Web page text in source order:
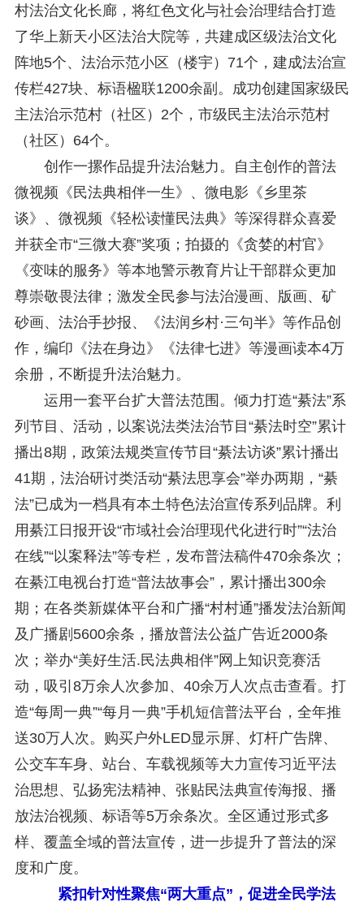
村法治文化长廊，将红色文化与社会治理结合打造
了华上新天小区法治大院等，共建成区级法治文化
阵地5个、法治示范小区（楼宇）71个，建成法治宣
传栏427块、标语楹联1200余副。成功创建国家级民
主法治示范村（社区）2个，市级民主法治示范村
（社区）64个。
创作一摞作品提升法治魅力。自主创作的普法
微视频《民法典相伴一生》、微电影《乡里茶
谈》、微视频《轻松读懂民法典》等深得群众喜爱
并获全市“三微大赛”奖项；拍摄的《贪婪的村官》
《变味的服务》等本地警示教育片让干部群众更加
尊崇敬畏法律；激发全民参与法治漫画、版画、矿
砂画、法治手抄报、《法润乡村·三句半》等作品创
作，编印《法在身边》《法律七进》等漫画读本4万
余册，不断提升法治魅力。
运用一套平台扩大普法范围。倾力打造“綦法”系
列节目、活动，以案说法类法治节目“綦法时空”累计
播出8期，政策法规类宣传节目“綦法访谈”累计播出
41期，法治研讨类活动“綦法思享会”举办两期，“綦
法”已成为一档具有本土特色法治宣传系列品牌。利
用綦江日报开设“市域社会治理现代化进行时”“法治
在线”“以案释法”等专栏，发布普法稿件470余条次；
在綦江电视台打造“普法故事会”，累计播出300余
期；在各类新媒体平台和广播“村村通”播发法治新闻
及广播剧5600余条，播放普法公益广告近2000条
次；举办“美好生活.民法典相伴”网上知识竞赛活
动，吸引8万余人次参加、40余万人次点击查看。打
造“每周一典”“每月一典”手机短信普法平台，全年推
送30万人次。购买户外LED显示屏、灯杆广告牌、
公交车车身、站台、车载视频等大力宣传习近平法
治思想、弘扬宪法精神、张贴民法典宣传海报、播
放法治视频、标语等5万余条次。全区通过形式多
样、覆盖全域的普法宣传，进一步提升了普法的深
度和广度。
紧扣针对性聚焦“两大重点”，促进全民学法